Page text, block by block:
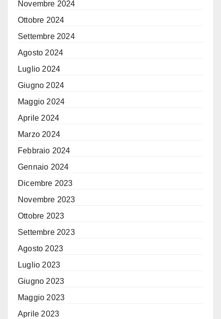
Novembre 2024
Ottobre 2024
Settembre 2024
Agosto 2024
Luglio 2024
Giugno 2024
Maggio 2024
Aprile 2024
Marzo 2024
Febbraio 2024
Gennaio 2024
Dicembre 2023
Novembre 2023
Ottobre 2023
Settembre 2023
Agosto 2023
Luglio 2023
Giugno 2023
Maggio 2023
Aprile 2023